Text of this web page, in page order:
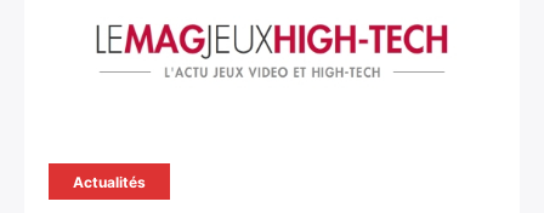
Actualités